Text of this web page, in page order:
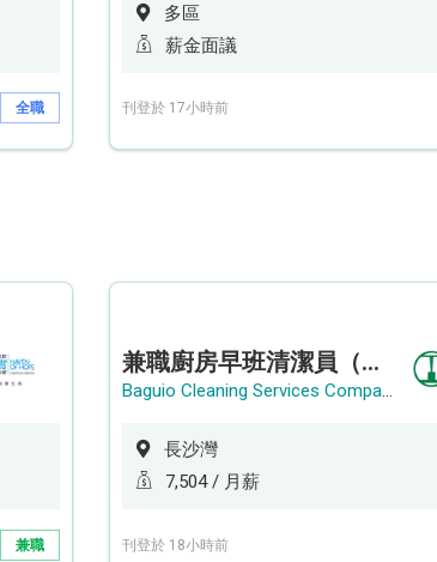
全職
多區
薪金面議
刊登於 17小時前
兼職
兼職廚房早班清潔員（長沙灣）
Baguio Cleaning Services Company Limited
長沙灣
7,504 / 月薪
刊登於 18小時前